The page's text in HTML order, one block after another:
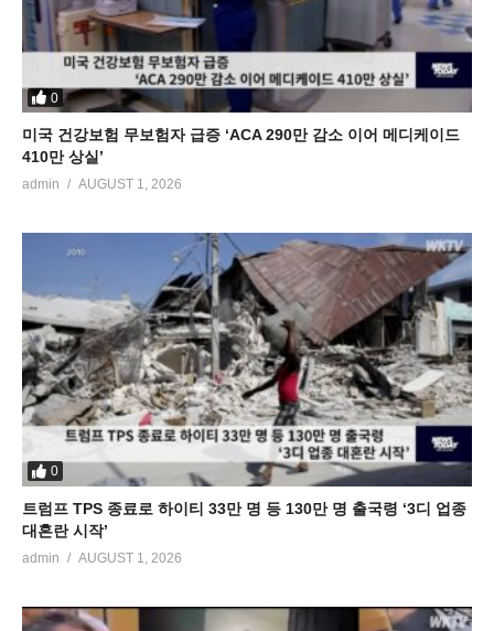
0
미국 건강보험 무보험자 급증 ‘ACA 290만 감소 이어 메디케이드
410만 상실’
admin AUGUST 1, 2026
0
트럼프 TPS 종료로 하이티 33만 명 등 130만 명 출국령 ‘3디 업종
대혼란 시작’
admin AUGUST 1, 2026